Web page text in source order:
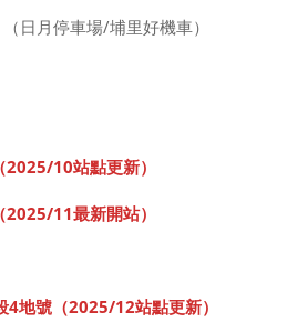
日月停車場/埔里好機車）
2025/10站點更新）
11最新開站）
4地號 （2025/12站點更新）